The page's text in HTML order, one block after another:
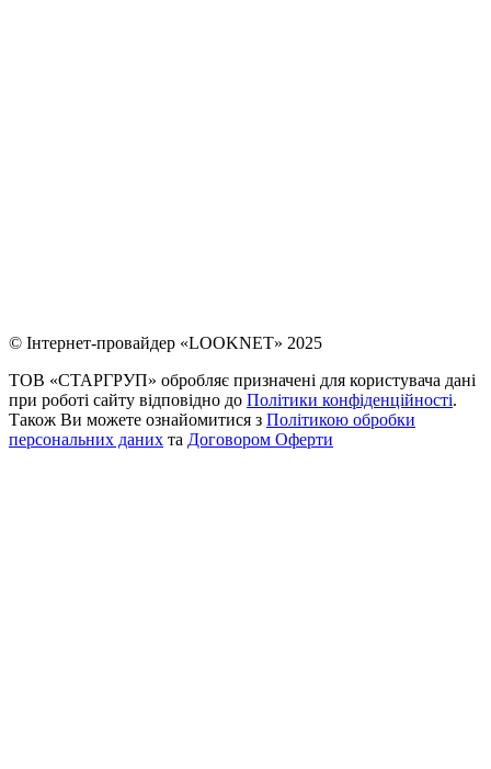
© Інтернет-провайдер «LOOKNET» 2025
ТОВ «СТАРГРУП» обробляє призначені для користувача дані
при роботі сайту відповідно до Політики конфіденційності.
Також Ви можете ознайомитися з Політикою обробки
персональних даних та Договором Оферти